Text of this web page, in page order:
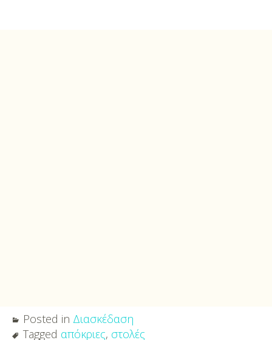
Posted in Διασκέδαση
Tagged απόκριες, στολές